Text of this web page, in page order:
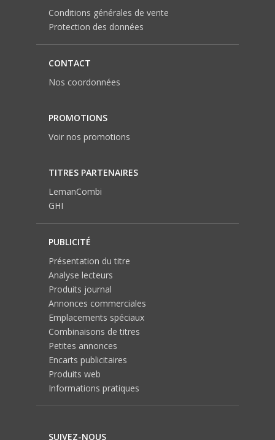
Conditions générales de vente
Protection des données
CONTACT
Nos coordonnées
PROMOTIONS
Voir nos promotions
TITRES PARTENAIRES
LemanCombi
GHI
PUBLICITÉ
Présentation du titre
Analyse lecteurs
Produits journal
Annonces commerciales
Emplacements spéciaux
Combinaisons de titres
Petites annonces
Encarts publicitaires
Produits web
Informations pratiques
SUIVEZ-NOUS